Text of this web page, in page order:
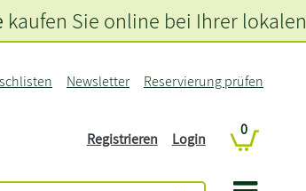
Newsletter Reservierung prüfen
Registrieren Login
0
kaufen Sie online bei Ihrer lokalen